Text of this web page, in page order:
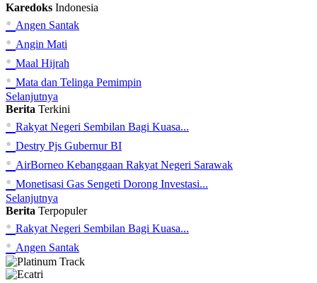
Karedoks Indonesia
• Angen Santak
• Angin Mati
• Maal Hijrah
• Mata dan Telinga Pemimpin
Selanjutnya
Berita Terkini
• Rakyat Negeri Sembilan Bagi Kuasa...
• Destry Pjs Gubernur BI
• AirBorneo Kebanggaan Rakyat Negeri Sarawak
• Monetisasi Gas Sengeti Dorong Investasi...
Selanjutnya
Berita Terpopuler
• Rakyat Negeri Sembilan Bagi Kuasa...
• Angen Santak